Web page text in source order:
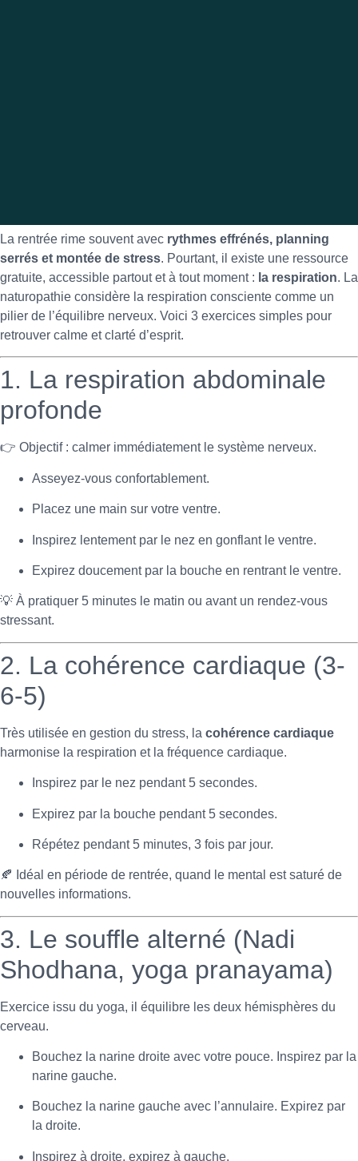
La rentrée rime souvent avec rythmes effrénés, planning
serrés et montée de stress. Pourtant, il existe une ressource
gratuite, accessible partout et à tout moment : la respiration. La
naturopathie considère la respiration consciente comme un
pilier de l’équilibre nerveux. Voici 3 exercices simples pour
retrouver calme et clarté d’esprit.
1. La respiration abdominale
profonde
👉 Objectif : calmer immédiatement le système nerveux.
Asseyez-vous confortablement.
Placez une main sur votre ventre.
Inspirez lentement par le nez en gonflant le ventre.
Expirez doucement par la bouche en rentrant le ventre.
💡 À pratiquer 5 minutes le matin ou avant un rendez-vous
stressant.
2. La cohérence cardiaque (3-
6-5)
Très utilisée en gestion du stress, la cohérence cardiaque
harmonise la respiration et la fréquence cardiaque.
Inspirez par le nez pendant 5 secondes.
Expirez par la bouche pendant 5 secondes.
Répétez pendant 5 minutes, 3 fois par jour.
🍂 Idéal en période de rentrée, quand le mental est saturé de
nouvelles informations.
3. Le souffle alterné (Nadi
Shodhana, yoga pranayama)
Exercice issu du yoga, il équilibre les deux hémisphères du
cerveau.
Bouchez la narine droite avec votre pouce. Inspirez par la
narine gauche.
Bouchez la narine gauche avec l’annulaire. Expirez par
la droite.
Inspirez à droite, expirez à gauche.